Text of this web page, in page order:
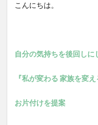
こんにちは。
自分の気持ちを後回しに
『私が変わる 家族を変え
お片付けを提案